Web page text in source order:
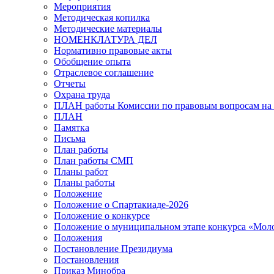
Мероприятия
Методическая копилка
Методические материалы
НОМЕНКЛАТУРА ДЕЛ
Нормативно правовые акты
Обобщение опыта
Отраслевое соглашение
Отчеты
Охрана труда
ПЛАН работы Комиссии по правовым вопросам на
ПЛАН
Памятка
Письма
План работы
План работы СМП
Планы работ
Планы работы
Положение
Положение о Спартакиаде-2026
Положение о конкурсе
Положение о муниципальном этапе конкурса
Положения
Постановление Президиума
Постановления
Приказ Минобра